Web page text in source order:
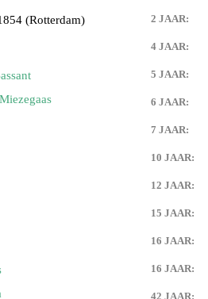
(Rotterdam) 2 JAAR:
4 JAAR:
5 JAAR:
6 JAAR:
7 JAAR:
10 JAAR:
12 JAAR:
15 JAAR:
16 JAAR:
16 JAAR:
42 JAAR: